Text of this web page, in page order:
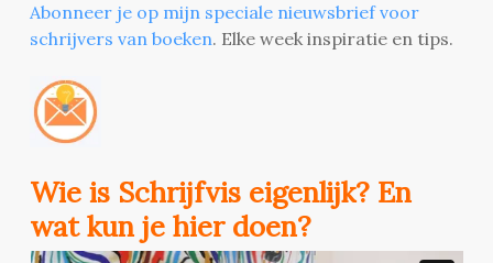
Abonneer je op mijn speciale nieuwsbrief voor
schrijvers van boeken. Elke week inspiratie en tips.
Wie is Schrijfvis eigenlijk? En
wat kun je hier doen?